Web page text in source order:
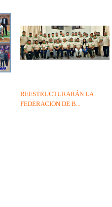
REESTRUCTURARÁN LA
FEDERACION DE B...